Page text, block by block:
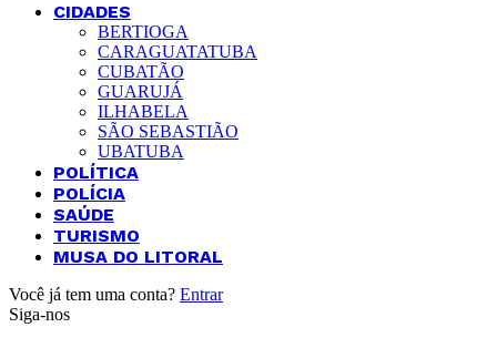
CIDADES
BERTIOGA
CARAGUATATUBA
CUBATÃO
GUARUJÁ
ILHABELA
SÃO SEBASTIÃO
UBATUBA
POLÍTICA
POLÍCIA
SAÚDE
TURISMO
MUSA DO LITORAL
Você já tem uma conta? Entrar
Siga-nos